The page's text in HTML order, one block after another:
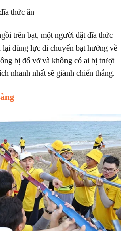
thức ăn
trên bạt, một người đặt đĩa thức
lại dùng lực di chuyển bạt hướng về
bị đổ vỡ và không có ai bị trượt
nhanh nhất sẽ giành chiến thắng.